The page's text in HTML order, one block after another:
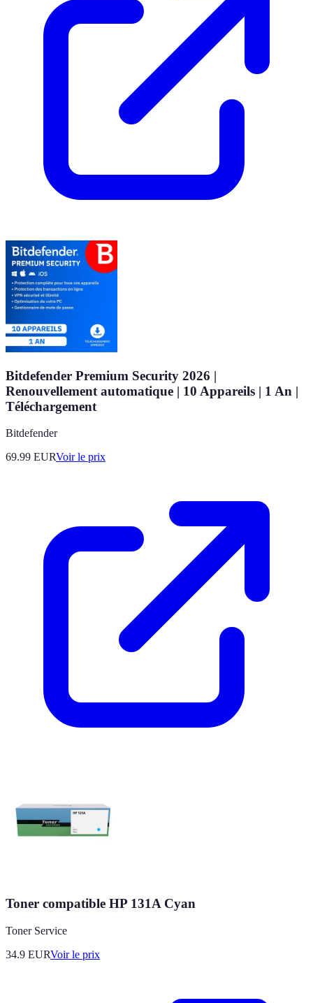
Bitdefender Premium Security 2026 |
Renouvellement automatique | 10 Appareils | 1 An |
Téléchargement
Bitdefender
69.99 EURVoir le prix
Toner compatible HP 131A Cyan
Toner Service
34.9 EURVoir le prix